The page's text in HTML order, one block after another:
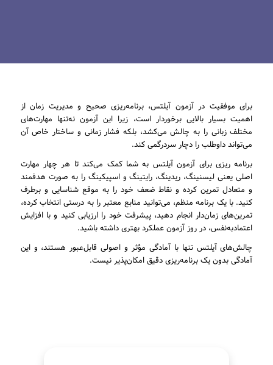
برای موفقیت در آزمون آیلتس، برنامه‌ریزی صحیح و مدیریت زمان از
اهمیت بسیار بالایی برخوردار است، زیرا این آزمون نه‌تنها مهارت‌های
مختلف زبانی را به چالش می‌کشد، بلکه فشار زمانی و ساختار خاص آن
می‌تواند داوطلب را دچار سردرگمی کند.
برنامه ریزی برای آزمون آیلتس به شما کمک می‌کند تا هر چهار مهارت
اصلی یعنی لیسنینگ، ریدینگ، رایتینگ و اسپیکینگ را به صورت هدفمند
و متعادل تمرین کرده و نقاط ضعف خود را به موقع شناسایی و برطرف
کنید. با یک برنامه منظم، می‌توانید منابع معتبر را به‌ درستی انتخاب کرده،
تمرین‌های زمان‌دار انجام دهید، پیشرفت خود را ارزیابی کنید و با افزایش
اعتمادبه‌نفس، در روز آزمون عملکرد بهتری داشته باشید.
چالش‌های آیلتس تنها با آمادگی مؤثر و اصولی قابل‌عبور هستند، و این
آمادگی بدون یک برنامه‌ریزی دقیق امکان‌پذیر نیست.